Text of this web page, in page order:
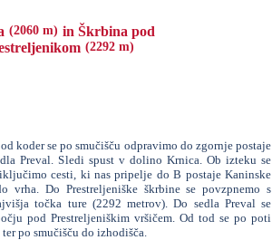
(2060 m) in Škrbina pod
(2292 m)
koder se po smučišču odpravimo do zgornje postaje
Preval. Sledi spust v dolino Krnica. Ob izteku se
cesti, ki nas pripelje do B postaje Kaninske
vrha. Do Prestreljeniške škrbine se povzpnemo s
točka ture (2292 metrov). Do sedla Preval se
pod Prestreljeniškim vršičem. Od tod se po poti
po smučišču do izhodišča.